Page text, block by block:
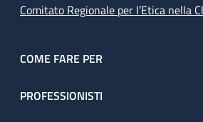
Comitato Regionale per l’Etica nella
COME FARE PER
PROFESSIONISTI